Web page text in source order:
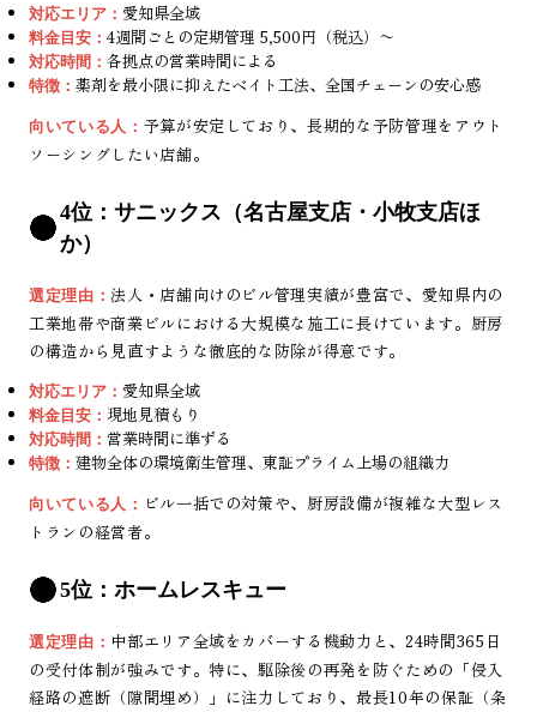
対応エリア： 愛知県全域
料金目安： 4週間ごとの定期管理 5,500円（税込）〜
対応時間： 各拠点の営業時間による
特徴： 薬剤を最小限に抑えたベイト工法、全国チェーンの安心感
向いている人： 予算が安定しており、長期的な予防管理をアウト
ソーシングしたい店舗。
4位：サニックス（名古屋支店・小牧支店ほ
か）
選定理由：法人・店舗向けのビル管理実績が豊富で、愛知県内の
工業地帯や商業ビルにおける大規模な施工に長けています。厨房
の構造から見直すような徹底的な防除が得意です。
対応エリア： 愛知県全域
料金目安： 現地見積もり
対応時間： 営業時間に準ずる
特徴： 建物全体の環境衛生管理、東証プライム上場の組織力
向いている人： ビル一括での対策や、厨房設備が複雑な大型レス
トランの経営者。
5位：ホームレスキュー
選定理由： 中部エリア全域をカバーする機動力と、24時間365日
の受付体制が強みです。特に、駆除後の再発を防ぐための「侵入
経路の遮断（隙間埋め）」に注力しており、最長10年の保証（条